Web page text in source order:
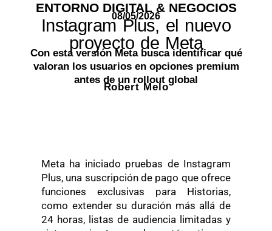
ENTORNO DIGITAL & NEGOCIOS
08/05/2026
Instagram Plus, el nuevo
proyecto de Meta
Con esta versión Meta busca identificar qué
valoran los usuarios en opciones premium
antes de un rollout global
Robert Melo
Meta ha iniciado pruebas de Instagram
Plus, una suscripción de pago que ofrece
funciones exclusivas para Historias,
como extender su duración más allá de
24 horas, listas de audiencia limitadas y